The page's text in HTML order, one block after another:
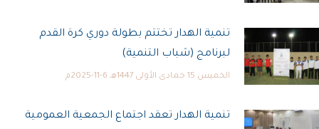
تنمية الهدار تختتم بطولة دوري كرة القدم
لبرنامج (شباب التنمية)
الخميس 15 جمادى الأولى 1447هـ 6-11-2025م
تنمية الهدار تعقد اجتماع الجمعية العمومية